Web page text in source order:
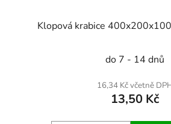
Klopová krabice
do 7 - 14 dnů
16,34 Kč včetně
13,50 Kč